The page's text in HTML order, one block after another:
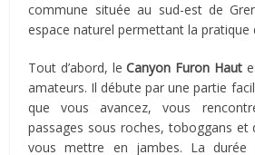
commune située au sud-est de
espace naturel permettant la pratique
Tout d’abord, leCanyon Furon Haut
amateurs. Il débute par une partie
que vous avancez, vous
passages sous roches, toboggans
vous mettre en jambes. La durée